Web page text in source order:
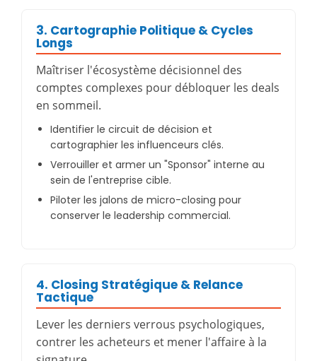
3. Cartographie Politique & Cycles
Longs
Maîtriser l'écosystème décisionnel des
comptes complexes pour débloquer les deals
en sommeil.
Identifier le circuit de décision et
cartographier les influenceurs clés.
Verrouiller et armer un "Sponsor" interne au
sein de l'entreprise cible.
Piloter les jalons de micro-closing pour
conserver le leadership commercial.
4. Closing Stratégique & Relance
Tactique
Lever les derniers verrous psychologiques,
contrer les acheteurs et mener l'affaire à la